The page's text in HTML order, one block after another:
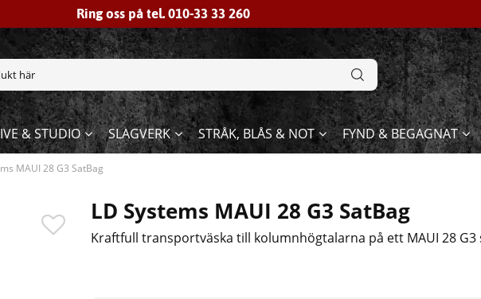
Ring oss på tel. 010-33 33 260
& STUDIO SLAGVERK STRÅK, BLÅS & NOT FYND & BEGAGNAT
MAUI 28 G3 SatBag
LD Systems MAUI 28 G3 SatBag
Kraftfull transportväska till kolumnhögtalarna på ett MAUI 28 G3